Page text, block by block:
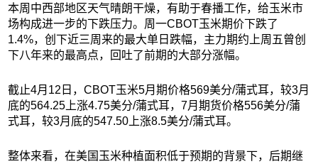
本周中西部地区天气晴朗干燥，有助于春播工作，给玉米市
场构成进一步的下跌压力。周一CBOT玉米期价下跌了
1.4%，创下近三周来的最大单日跌幅，主力期约上周五曾创
下八年来的最高点，回吐了前期的大部分涨幅。
截止4月12日，CBOT玉米5月期价格569美分/蒲式耳，较3月
底的564.25上涨4.75美分/蒲式耳，7月期货价格556美分/蒲
式耳，较3月底的547.50上涨8.5美分/蒲式耳。
整体来看，在美国玉米种植面积低于预期的背景下，后期继